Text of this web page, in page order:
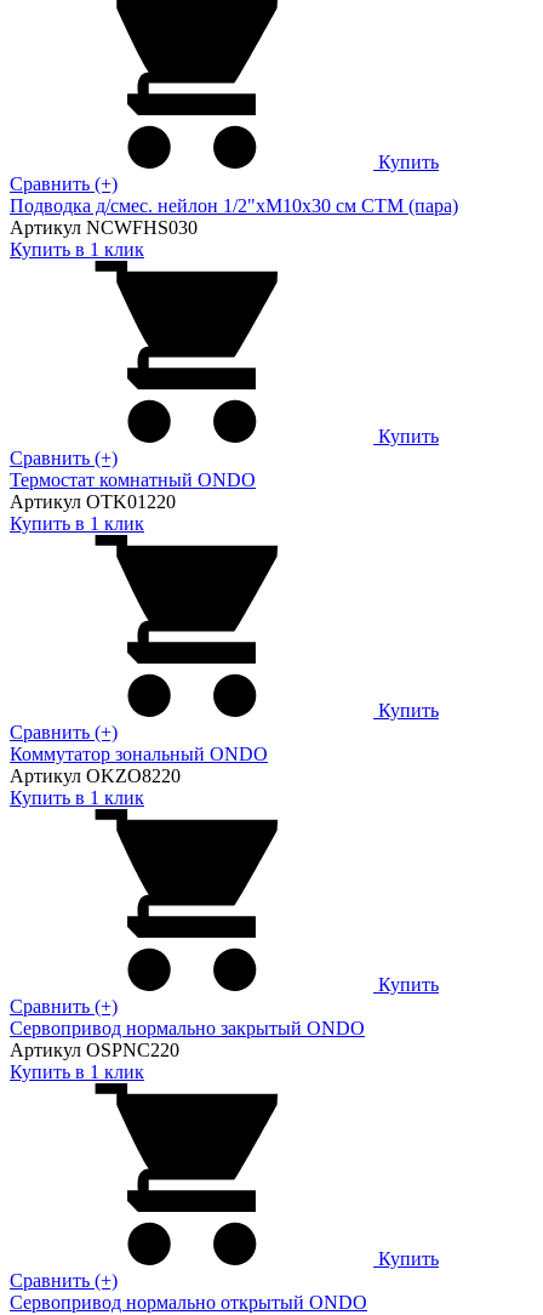
Купить
Сравнить (+)
Подводка д/смес. нейлон 1/2"xM10x30 см CTM (пара)
Артикул NCWFHS030
Купить в 1 клик
Купить
Сравнить (+)
Термостат комнатный ONDO
Артикул OTK01220
Купить в 1 клик
Купить
Сравнить (+)
Коммутатор зональный ONDO
Артикул OKZO8220
Купить в 1 клик
Купить
Сравнить (+)
Сервопривод нормально закрытый ONDO
Артикул OSPNC220
Купить в 1 клик
Купить
Сравнить (+)
Сервопривод нормально открытый ONDO